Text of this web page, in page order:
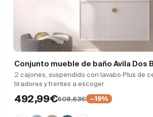
Conjunto mueble de baño Avila Dos
2 cajones, suspendido con lavabo Plus de
tiradores y frentes a escoger
492,99€608,63€ −19%